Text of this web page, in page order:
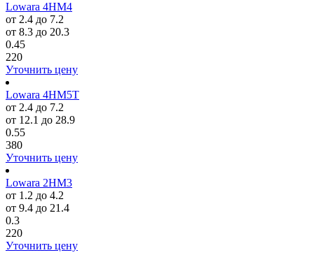
Lowara 4HM4
от 2.4 до 7.2
от 8.3 до 20.3
0.45
220
Уточнить цену
Lowara 4HM5T
от 2.4 до 7.2
от 12.1 до 28.9
0.55
380
Уточнить цену
Lowara 2HM3
от 1.2 до 4.2
от 9.4 до 21.4
0.3
220
Уточнить цену